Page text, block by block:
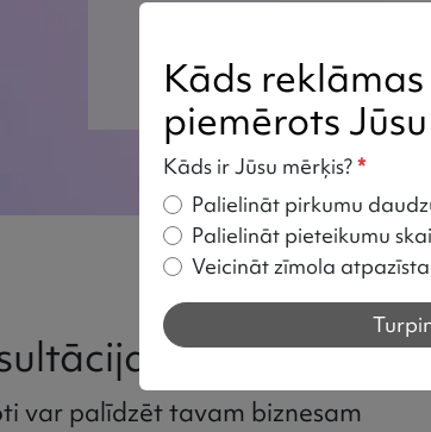
un uzzini:
var palīdzēt tavam biznesam
Kāds
piemērots
Kāds ir Jūsu mērķis?*
Palielināt pirkumu
Palielināt pieteikumu
Veicināt zīmola